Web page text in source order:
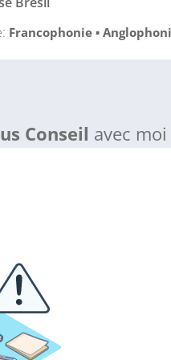
: Francophonie ▪
Conseil avec moi